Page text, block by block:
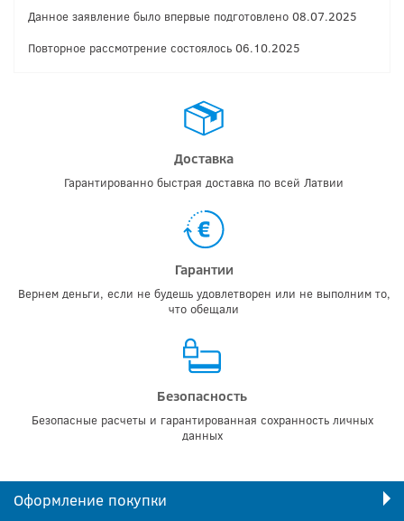
Данное заявление было впервые подготовлено 08.07.2025
Повторное рассмотрение состоялось 06.10.2025
Доставка
Гарантированно быстрая доставка по всей Латвии
Гарантии
Вернем деньги, если не будешь удовлетворен или не выполним то,
что обещали
Безопасность
Безопасные расчеты и гарантированная сохранность личных
данных
Оформление покупки